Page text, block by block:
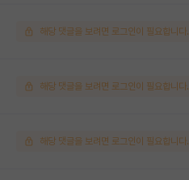
해당 댓글을 보려면 로그인이 필요합니다.
해당 댓글을 보려면 로그인이 필요합니다.
해당 댓글을 보려면 로그인이 필요합니다.